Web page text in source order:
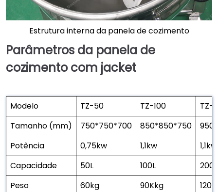
Estrutura interna da panela de cozimento
Parâmetros da panela de
cozimento com jacket
Modelo TZ-50 TZ-100
TZ-
Tamanho (mm)
750*750*700 850*850*750
Potência
0,75kw 1,1kw
1,1kw
Capacidade
50L 100L
200L
Peso
60kg 90Kkg